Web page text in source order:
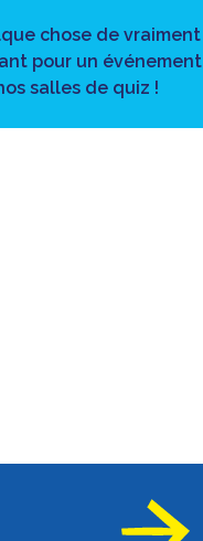
chose de vraiment
pour un événement
salles de quiz !